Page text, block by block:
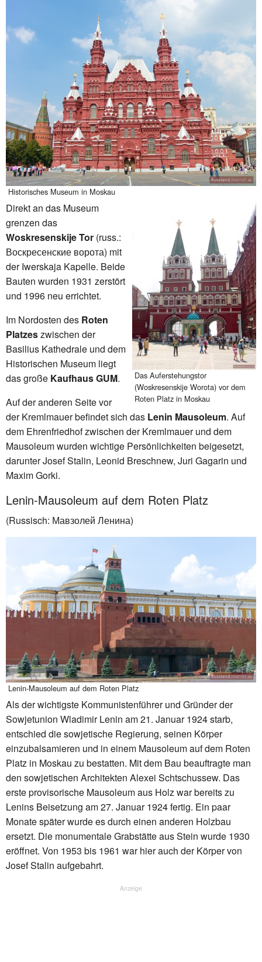
Historisches Museum in Moskau
Das Auferstehungstor
(Woskresenskije Worota) vor dem
Roten Platz in Moskau
Direkt an das Museum
grenzen das
Woskresenskije Tor (russ.:
Воскресенские ворота) mit
der Iwerskaja Kapelle. Beide
Bauten wurden 1931 zerstört
und 1996 neu errichtet.
Im Nordosten des Roten
Platzeszwischen der
Basilius Kathedrale und dem
Historischen Museum liegt
das große Kaufhaus GUM.
Auf der anderen Seite vor
der Kremlmauer befindet sich das Lenin Mausoleum. Auf
dem Ehrenfriedhof zwischen der Kremlmauer und dem
Mausoleum wurden wichtige Persönlichkeiten beigesetzt,
darunter Josef Stalin, Leonid Breschnew, Juri Gagarin und
Maxim Gorki.
Lenin-Mausoleum auf dem Roten Platz
(Russisch: Мавзолей Ленина)
Lenin-Mausoleum auf dem Roten Platz
Als der wichtigste Kommunistenführer und Gründer der
Sowjetunion Wladimir Lenin am 21. Januar 1924 starb,
entschied die sowjetische Regierung, seinen Körper
einzubalsamieren und in einem Mausoleum auf dem Roten
Platz in Moskau zu bestatten. Mit dem Bau beauftragte man
den sowjetischen Architekten Alexei Schtschussew. Das
erste provisorische Mausoleum aus Holz war bereits zu
Lenins Beisetzung am 27. Januar 1924 fertig. Ein paar
Monate später wurde es durch einen anderen Holzbau
ersetzt. Die monumentale Grabstätte aus Stein wurde 1930
eröffnet. Von 1953 bis 1961 war hier auch der Körper von
Josef Stalin aufgebahrt.
Anzeige